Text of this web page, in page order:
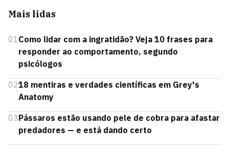
Mais lidas
01Como lidar com a ingratidão? Veja 10 frases para
responder ao comportamento, segundo
psicólogos
0218 mentiras e verdades científicas em Grey's
Anatomy
03Pássaros estão usando pele de cobra para afastar
predadores — e está dando certo